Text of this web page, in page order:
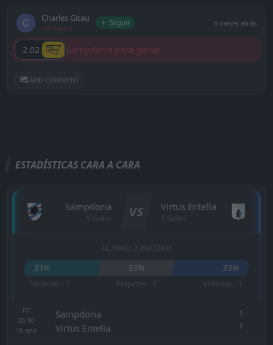
Charles Gitau
-10 Puntos
Seguir 6 meses atrás
2.02 Sampdoria para ganar
ADD COMMENT
ESTADÍSTICAS CARA A CARA
Sampdoria
5 Goles VS Virtus Entella
5 Goles
ÚLTIMOS 3 PARTIDOS
33% 33% 33%
Victorias - 1 Empates - 1 Victorias - 1
FT
20:30
16 ene
Sampdoria
Virtus Entella
1
1